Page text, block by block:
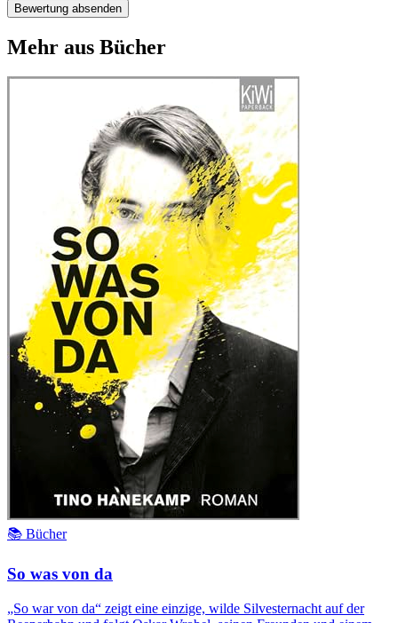
Bewertung absenden
Mehr aus Bücher
📚 Bücher
So was von da
„So war von da“ zeigt eine einzige, wilde Silvesternacht auf der